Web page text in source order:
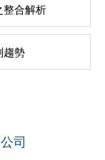
整合解析
趨勢
司